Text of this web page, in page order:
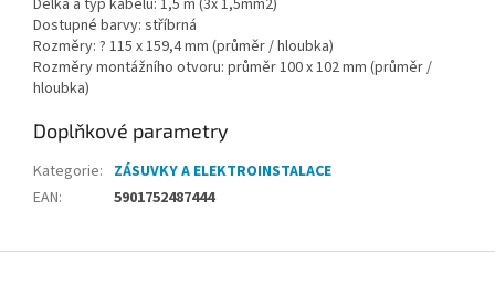
Délka a typ kabelu: 1,5 m (3x 1,5mm2)
Dostupné barvy: stříbrná
Rozměry: ? 115 x 159,4 mm (průměr / hloubka)
Rozměry montážního otvoru: průměr 100 x 102 mm (průměr /
hloubka)
Doplňkové parametry
Kategorie: ZÁSUVKY A ELEKTROINSTALACE
EAN: 5901752487444